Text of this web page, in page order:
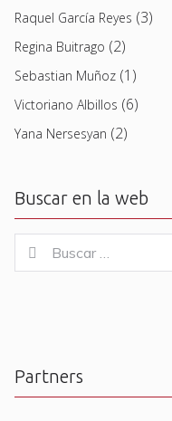
Raquel García Reyes (3)
Regina Buitrago (2)
Sebastian Muñoz (1)
Victoriano Albillos (6)
Yana Nersesyan (2)
Buscar en la web
for:
Buscar
Partners